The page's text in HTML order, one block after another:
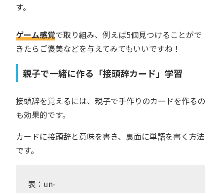
す。
ゲーム感覚で取り組み、例えば5個見つけることがで
きたらご褒美などを与えてみてもいいですね！
親子で一緒に作る「接頭辞カード」学習
接頭辞を覚えるには、親子で手作りのカードを作るの
も効果的です。
カードに接頭辞と意味を書き、裏面に単語を書く方法
です。
表：un-